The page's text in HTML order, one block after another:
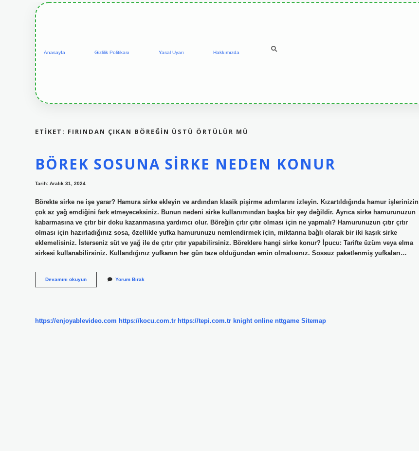
Anasayfa Gizlilik Politikası Yasal Uyarı Hakkımızda
ETIKET: FIRINDAN ÇIKAN BÖREĞIN ÜSTÜ ÖRTÜLÜR MÜ
BÖREK SOSUNA SIRKE NEDEN KONUR
Tarih: Aralık 31, 2024
Börekte sirke ne işe yarar? Hamura sirke ekleyin ve ardından klasik pişirme adımlarını izleyin. Kızartıldığında hamur işlerinizin
çok az yağ emdiğini fark etmeyeceksiniz. Bunun nedeni sirke kullanımından başka bir şey değildir. Ayrıca sirke hamurunuzun
kabarmasına ve çıtır bir doku kazanmasına yardımcı olur. Böreğin çıtır çıtır olması için ne yapmalı? Hamurunuzun çıtır çıtır
olması için hazırladığınız sosa, özellikle yufka hamurunuzu nemlendirmek için, miktarına bağlı olarak bir iki kaşık sirke
eklemelisiniz. İsterseniz süt ve yağ ile de çıtır çıtır yapabilirsiniz. Böreklere hangi sirke konur? İpucu: Tarifte üzüm veya elma
sirkesi kullanabilirsiniz. Kullandığınız yufkanın her gün taze olduğundan emin olmalısınız. Sossuz paketlenmiş yufkaları…
Devamını okuyunBörek
Sosuna
Yorum Bırak
https://enjoyablevideo.com https://kocu.com.tr https://tepi.com.tr knight online nttgame Sitemap